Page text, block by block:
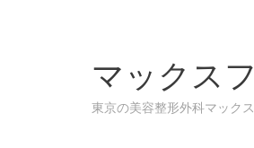
マックス
東京の美容整形外科マック